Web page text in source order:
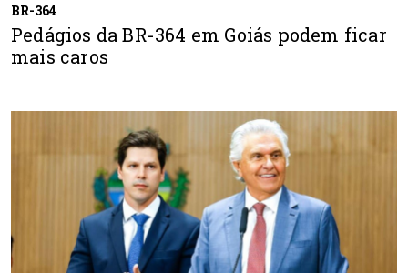
BR-364
Pedágios da BR-364 em Goiás podem ficar
mais caros